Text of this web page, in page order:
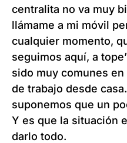
centralita no va muy
llámame a mi móvil
cualquier momento,
seguimos aquí, a
sido muy comunes
de trabajo desde
suponemos que un
Y es que la situación
darlo todo.